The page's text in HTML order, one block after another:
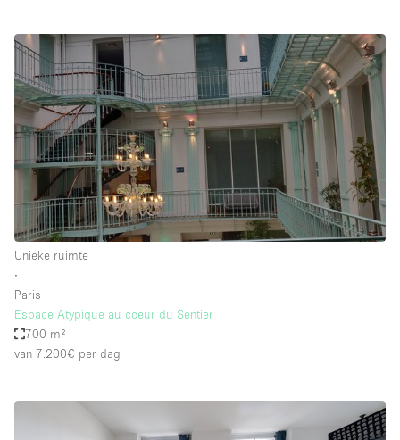
Unieke ruimte
∙
Paris
Espace Atypique au coeur du Sentier
700 m²
van 7.200€ per dag